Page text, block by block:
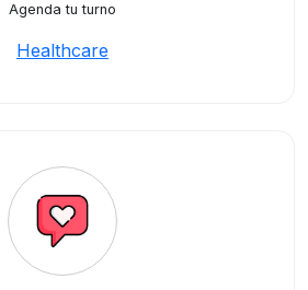
Agenda tu turno
Healthcare